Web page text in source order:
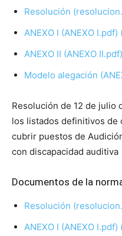
Resolución
ANEXO I (ANEXO
ANEXO II (ANEXO
Modelo alegación
Resolución de 12 de julio
los listados definitivos de
cubrir puestos de
con discapacidad auditiva
Documentos de la
Resolución
ANEXO I (ANEXO